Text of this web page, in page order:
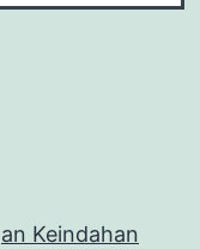
Keindahan